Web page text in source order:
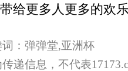
给更多人更多的欢
：弹弹堂,亚洲杯
递信息，不代表